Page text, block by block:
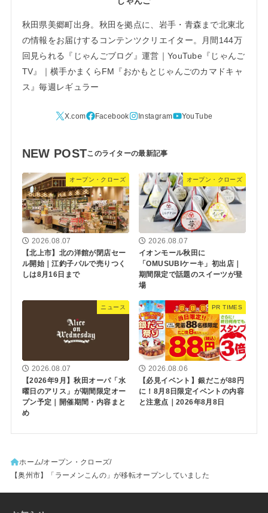
秋田県美郷町出身。秋田を拠点に、岩手・青森まで北東北
の情報をお届けするコンテンツクリエイター。月間144万
回見られる『じゃんごブログ』運営｜YouTube『じゃんご
TV』｜横手かまくらFM『おかもとじゃんごのカマドキャ
ス』毎週レギュラー
NEW POST
オープン・クローズ
2026.08.07
【北上市】北の洋館が閉店セー
ル開始｜江釣子パルで売りつく
しは8月16日まで
オープン・クローズ
2026.08.07
イオンモール秋田に
「OMUSUBIケーキ」初出店｜
期間限定で話題のスイーツが登
場
ニュース
2026.08.07
【2026年9月】秋田オーパ「水
曜日のアリス」が期間限定オー
プン予定｜開催期間・内容まと
め
PR TIMES
2026.08.06
【必見イベント】銀だこが88円
に！8月8日限定イベントの内容
と注意点｜2026年8月8日
ホーム オープン・クローズ
【奥州市】「ラーメンこんの」が移転オープンしていました